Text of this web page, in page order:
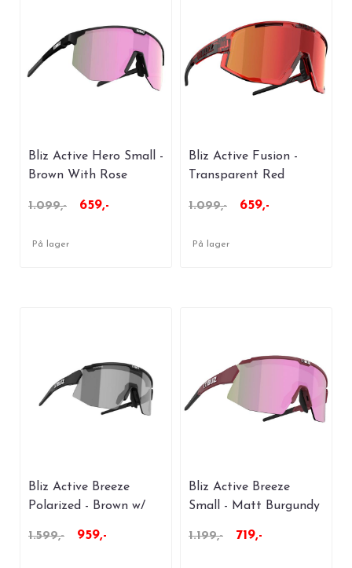
Bliz Active Hero Small -
Brown With Rose
1.099,- 659,-
På lager
Bliz Active Fusion -
Transparent Red
1.099,- 659,-
På lager
Bliz Active Breeze
Polarized - Brown w/
1.599,-
959,-
Bliz Active Breeze
Small - Matt Burgundy
1.199,-
719,-